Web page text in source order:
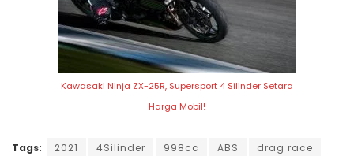
Kawasaki Ninja ZX-25R, Supersport 4 Silinder Setara
Harga Mobil!
Tags: 2021 4Silinder 998cc ABS
drag race